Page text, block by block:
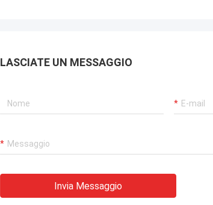
LASCIATE UN MESSAGGIO
Invia Messaggio